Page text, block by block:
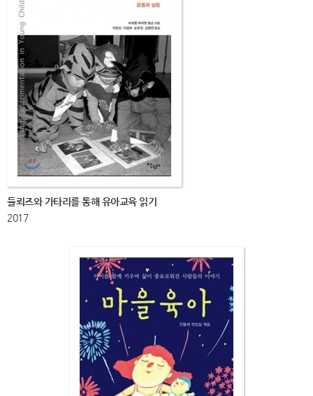
들뢰즈와 가타리를 통해 유아교육 읽기
2017